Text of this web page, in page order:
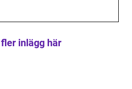
inlägg här